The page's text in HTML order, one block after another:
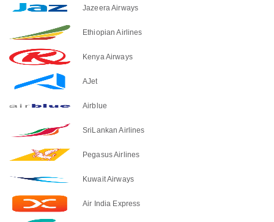
Jazeera Airways
Ethiopian Airlines
Kenya Airways
AJet
Airblue
SriLankan Airlines
Pegasus Airlines
Kuwait Airways
Air India Express